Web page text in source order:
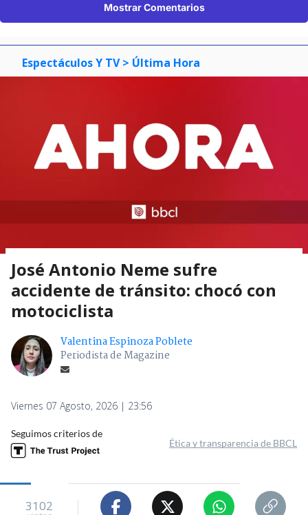
Mostrar Comentarios
Espectáculos Y TV > Última Hora
José Antonio Neme sufre
accidente de tránsito: chocó con
motociclista
Valentina Espinoza Poblete
Periodista de Magazine
Viernes 07 Agosto, 2026 | 23:56
Seguimos criterios de
Ética y transparencia de BBCL
3102